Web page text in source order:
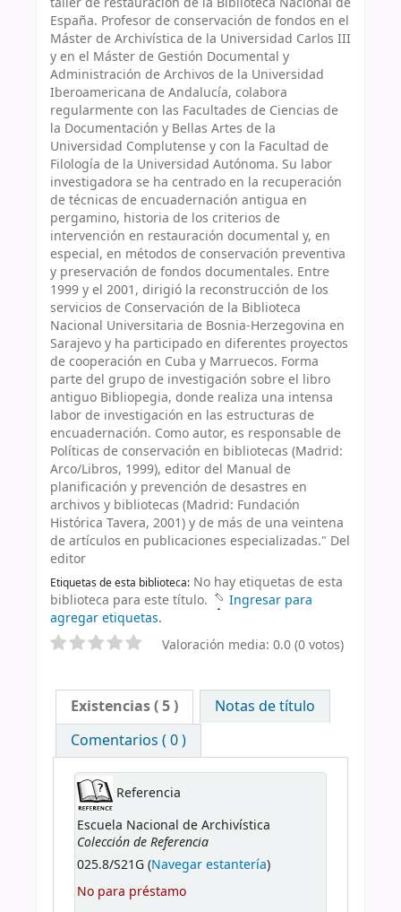
España. Profesor de conservación de fondos en el
Máster de Archivística de la Universidad Carlos III
y en el Máster de Gestión Documental y
Administración de Archivos de la Universidad
Iberoamericana de Andalucía, colabora
regularmente con las Facultades de Ciencias de
la Documentación y Bellas Artes de la
Universidad Complutense y con la Facultad de
Filología de la Universidad Autónoma. Su labor
investigadora se ha centrado en la recuperación
de técnicas de encuadernación antigua en
pergamino, historia de los criterios de
intervención en restauración documental y, en
especial, en métodos de conservación preventiva
y preservación de fondos documentales. Entre
1999 y el 2001, dirigió la reconstrucción de los
servicios de Conservación de la Biblioteca
Nacional Universitaria de Bosnia-Herzegovina en
Sarajevo y ha participado en diferentes proyectos
de cooperación en Cuba y Marruecos. Forma
parte del grupo de investigación sobre el libro
antiguo Bibliopegia, donde realiza una intensa
labor de investigación en las estructuras de
encuadernación. Como autor, es responsable de
Políticas de conservación en bibliotecas (Madrid:
Arco/Libros, 1999), editor del Manual de
planificación y prevención de desastres en
archivos y bibliotecas (Madrid: Fundación
Histórica Tavera, 2001) y de más de una veintena
de artículos en publicaciones especializadas." Del
editor
Etiquetas de esta biblioteca: No hay etiquetas de esta
biblioteca para este título.
Ingresar para
agregar etiquetas.
Valoración media: 0.0 (0 votos)
Existencias( 5 )
Notas de título
Comentarios ( 0 )
Referencia
Escuela Nacional de Archivística
Colección de Referencia
025.8/S21G (Navegar estantería)
No para préstamo